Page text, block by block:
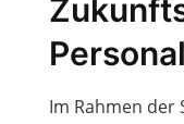
Im Rahmen der